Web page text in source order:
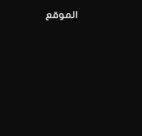
الموقع